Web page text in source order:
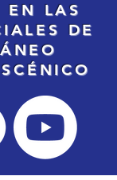
EN LAS
DE